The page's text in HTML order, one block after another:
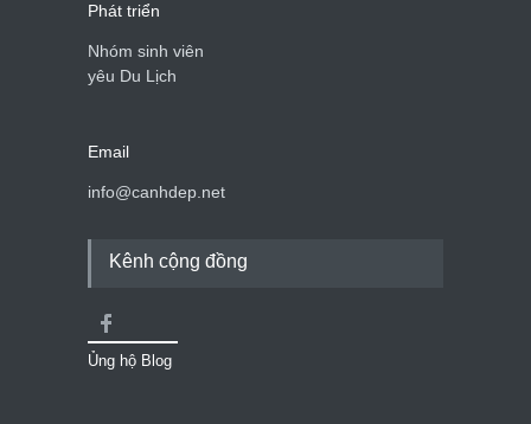
Phát triển
Nhóm sinh viên
yêu Du Lịch
Email
info@canhdep.net
Kênh cộng đồng
Ủng hộ Blog